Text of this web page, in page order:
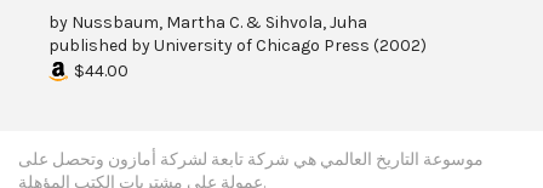
by Nussbaum, Martha C. & Sihvola, Juha
published byUniversity of Chicago Press (2002)
$44.00
موسوعة التاريخ العالمي هي شركة تابعة لشركة أمازون وتحصل على
عمولة على مشتريات الكتب المؤهلة.